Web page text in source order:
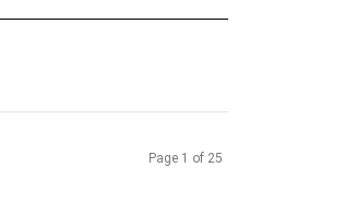
Page 1 of 25